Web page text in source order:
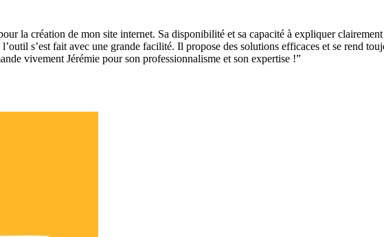
création de mon site internet. Sa disponibilité et sa capacité à expliquer clairement
s’est fait avec une grande facilité. Il propose des solutions efficaces et se rend
vivement Jérémie pour son professionnalisme et son expertise !”